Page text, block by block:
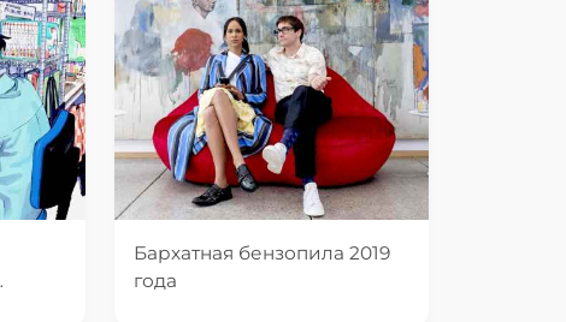
Бархатная бензопила 2019
года